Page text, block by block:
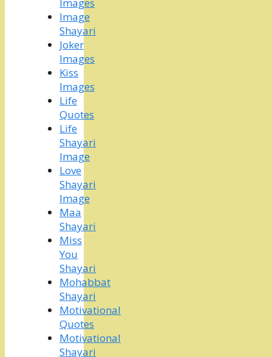
Image
Shayari
Joker
Images
Kiss
Images
Life
Quotes
Life
Shayari
Image
Love
Shayari
Image
Maa
Shayari
Miss
You
Shayari
Mohabbat
Shayari
Motivational
Quotes
Motivational
Shayari